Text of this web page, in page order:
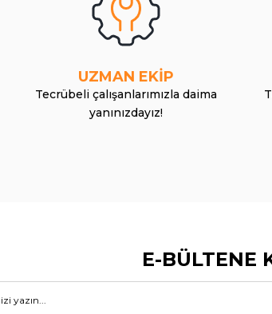
UZMAN EKİP
Tecrübeli çalışanlarımızla daima
yanınızdayız!
E-BÜLTENE